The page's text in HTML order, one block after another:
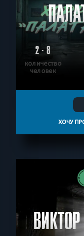
2 - 8
количество
человек
ХОЧУ